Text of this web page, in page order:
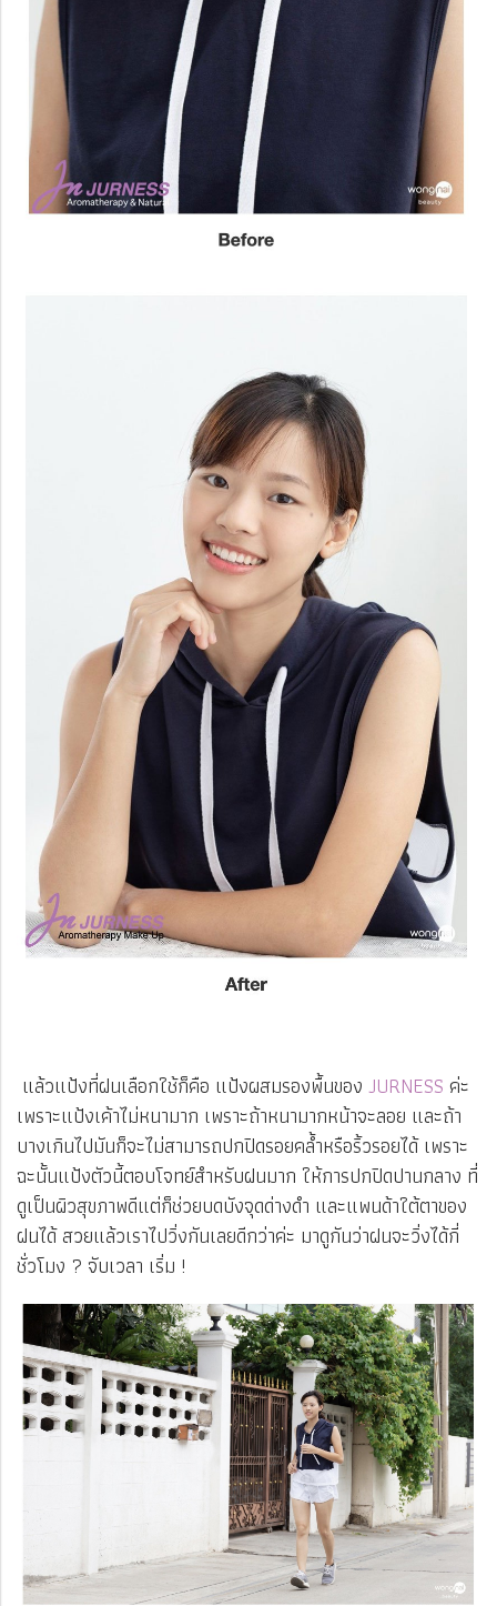
แล้วแป้งที่ฝนเลือกใช้ก็คือ แป้งผสมรองพื้นของ JURNESS ค่ะ
เพราะแป้งเค้าไม่หนามาก เพราะถ้าหนามากหน้าจะลอย และถ้า
บางเกินไปมันก็จะไม่สามารถปกปิดรอยคล้ำหรือริ้วรอยได้ เพราะ
ฉะนั้นแป้งตัวนี้ตอบโจทย์สำหรับฝนมาก ให้การปกปิดปานกลาง ที่
ดูเป็นผิวสุขภาพดีแต่ก็ช่วยบดบังจุดด่างดำ และแพนด้าใต้ตาของ
ฝนได้ สวยแล้วเราไปวิ่งกันเลยดีกว่าค่ะ มาดูกันว่าฝนจะวิ่งได้กี่
ชั่วโมง ? จับเวลา เริ่ม !